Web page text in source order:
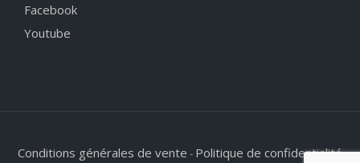
Facebook
Youtube
Conditions générales de vente - Politique de confidentialité